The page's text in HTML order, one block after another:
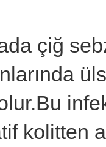
çiğ
kolitten